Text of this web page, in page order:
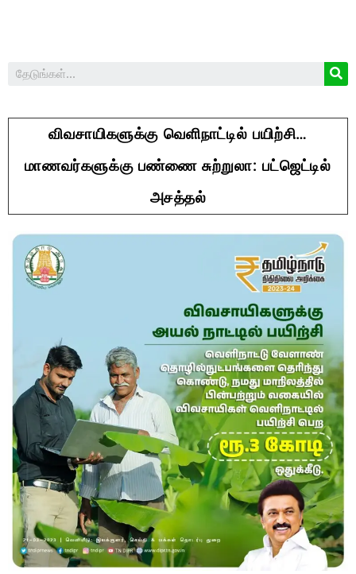
விவசாயிகளுக்கு வெளிநாட்டில் பயிற்சி…
மாணவர்களுக்கு பண்ணை சுற்றுலா: பட்ஜெட்டில்
அசத்தல்